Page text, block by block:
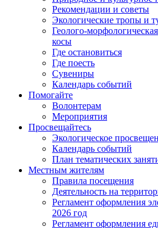
Рекомендации и советы
Экологические тропы и
Геолого-
косы
Где остановиться
Где поесть
Сувениры
Календарь событий
Помогайте
Волонтерам
Мероприятия
Просвещайтесь
Экологическое
Календарь событий
План тематических
Местным жителям
Правила посещения
Деятельность на
Регламент оформления
2026 год
Регламент оформления